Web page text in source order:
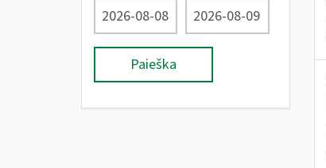
Paieška